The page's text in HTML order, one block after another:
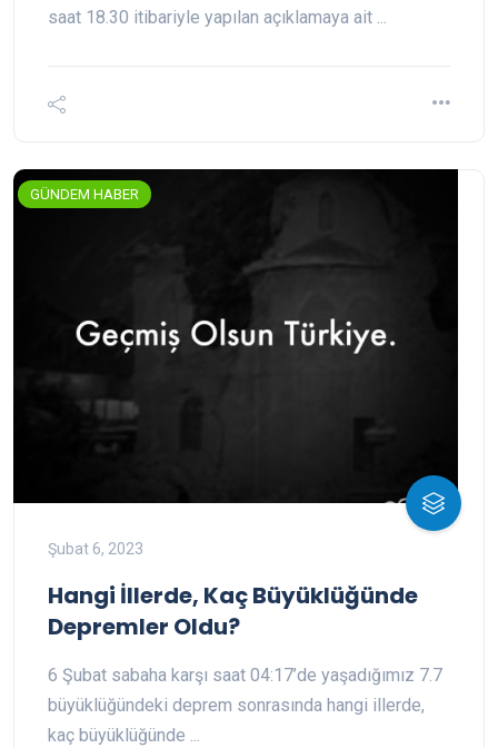
saat 18.30 itibariyle yapılan açıklamaya ait ...
GÜNDEM HABER
Şubat 6, 2023
Hangi İllerde, Kaç Büyüklüğünde
Depremler Oldu?
6 Şubat sabaha karşı saat 04:17’de yaşadığımız 7.7
büyüklüğündeki deprem sonrasında hangi illerde,
kaç büyüklüğünde ...